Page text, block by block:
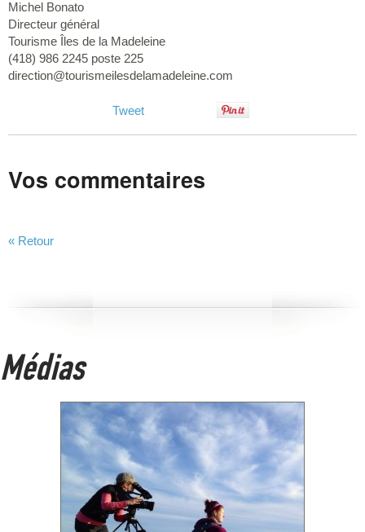
Michel Bonato
Directeur général
Tourisme Îles de la Madeleine
(418) 986 2245 poste 225
direction@tourismeilesdelamadeleine.com
Tweet
Vos commentaires
« Retour
Médias